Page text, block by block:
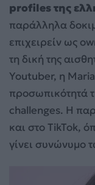
profiles της
παράλληλα
επιχειρείν ως
τη δική της
Youtuber, η
προσωπικότητά
challenges. Η
και στο TikTok,
γίνει συνώνυμο